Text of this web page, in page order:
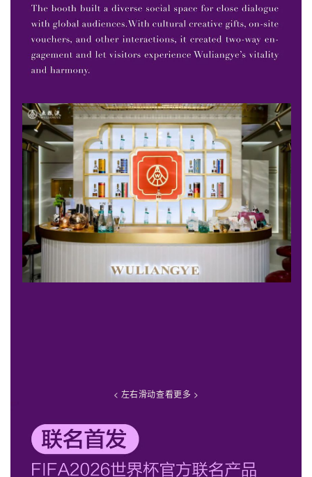
< 左右滑动查看更多 >